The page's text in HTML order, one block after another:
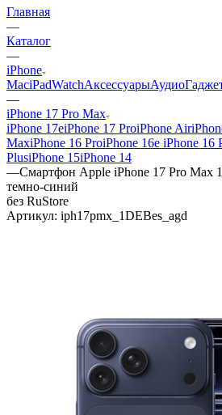
Главная
—
Каталог
—
iPhone
MaciPadWatchАксессуарыАудио
—
iPhone 17 Pro Max
iPhone 17eiPhone 17 ProiPhone Air
MaxiPhone 16 ProiPhone 16e iPhone 16
PlusiPhone 15iPhone 14
—Смартфон Apple iPhone 17 Pro Max
темно-синий
без RuStore
Артикул: iph17pmx_1DEBes_agd